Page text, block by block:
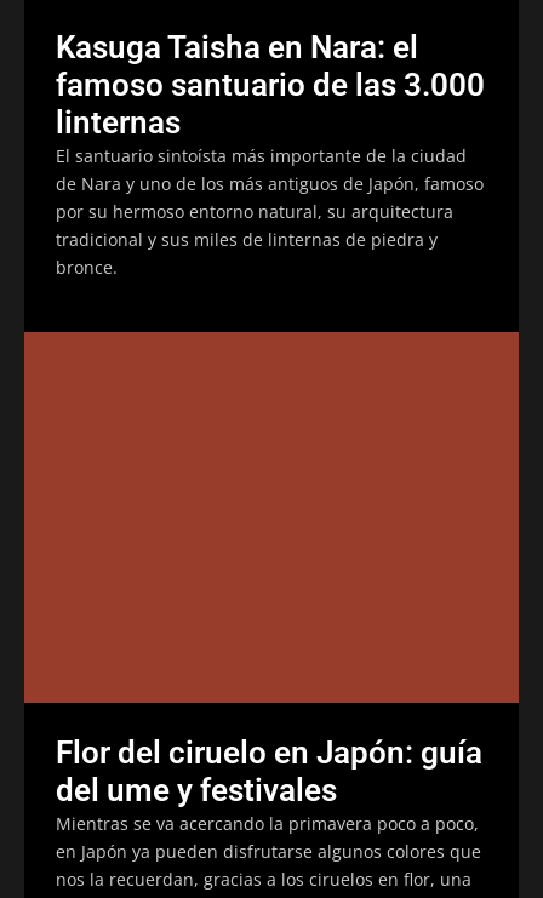
Kasuga Taisha en Nara: el
famoso santuario de las 3.000
linternas
El santuario sintoísta más importante de la ciudad
de Nara y uno de los más antiguos de Japón, famoso
por su hermoso entorno natural, su arquitectura
tradicional y sus miles de linternas de piedra y
bronce.
Flor del ciruelo en Japón: guía
del ume y festivales
Mientras se va acercando la primavera poco a poco,
en Japón ya pueden disfrutarse algunos colores que
nos la recuerdan, gracias a los ciruelos en flor, una